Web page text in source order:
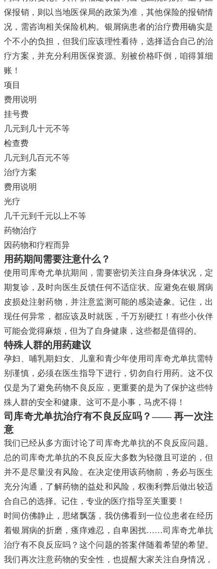
保报销，则以当地医保局的政策为准，其他保险的报销情
况，需咨询相关保险机构。银屑病患者的治疗费用确实是
个不小的负担，但我们应该理性看待，选择适合自己的治
疗方案，并充分利用医保资源。别被价格吓倒，咱得算细
账！
项目
费用说明
挂号费
几元到几十元不等
检查费
几元到几百元不等
治疗方案
费用说明
光疗
几千元到千元以上不等
药物治疗
因药物和疗程而异
用药期间需要注意什么？
使用司库奇尤单抗期间，需要密切关注自身身体状况，定
期复诊，及时向医生反馈任何不适症状。应避免在银屑病
皮损处注射药物，并注意监测可能的感染迹象。记住，出
现任何异常，都应该及时就医，千万别硬扛！有些小伙伴
可能会觉得麻烦，但为了自身健康，这些都是值得的。
特殊人群的用药建议
孕妇、哺乳期妇女、儿童和青少年使用司库奇尤单抗需特
别谨慎，必须在医生指导下进行，切勿自行用药。这不仅
仅是为了避免药物不良反应，更重要的是为了保护这些特
殊人群的安全和健康。这可不是小事，马虎不得！
司库奇尤单抗治疗有不良反应吗？—— 再一次注
意
我们已经从多方面讨论了司库奇尤单抗的不良反应问题。
总的司库奇尤单抗的不良反应大多数为轻微且可逆的，但
并不是尽量没有风险。在决定使用该药物前，务必与医生
充分沟通，了解药物的益处和风险，权衡利弊后做出较适
合自己的选择。记住，专业的医疗指导至关重要！
时间仿佛静止，思绪飘荡，我仿佛看到一位位患者在经历
着银屑病的折磨，瘙痒难忍，自卑困扰……司库奇尤单抗
治疗有不良反应吗？这个问题的答案伴随着希望的希望。
我们再次注意药物的安全性，也提醒大家关注自身情况，